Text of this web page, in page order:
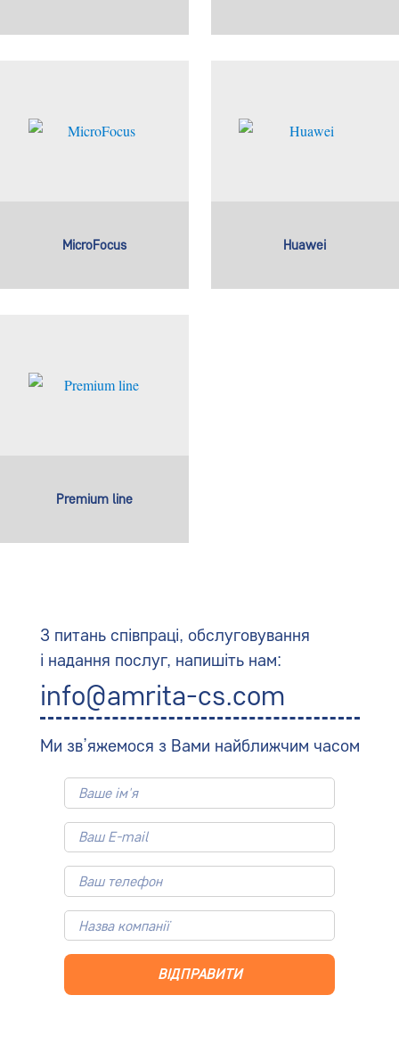
MicroFocus Huawei
Premium line
З питань співпраці, обслуговування
і надання послуг, напишіть нам:
info@amrita-cs.com
Ми зв’яжемося з Вами найближчим часом